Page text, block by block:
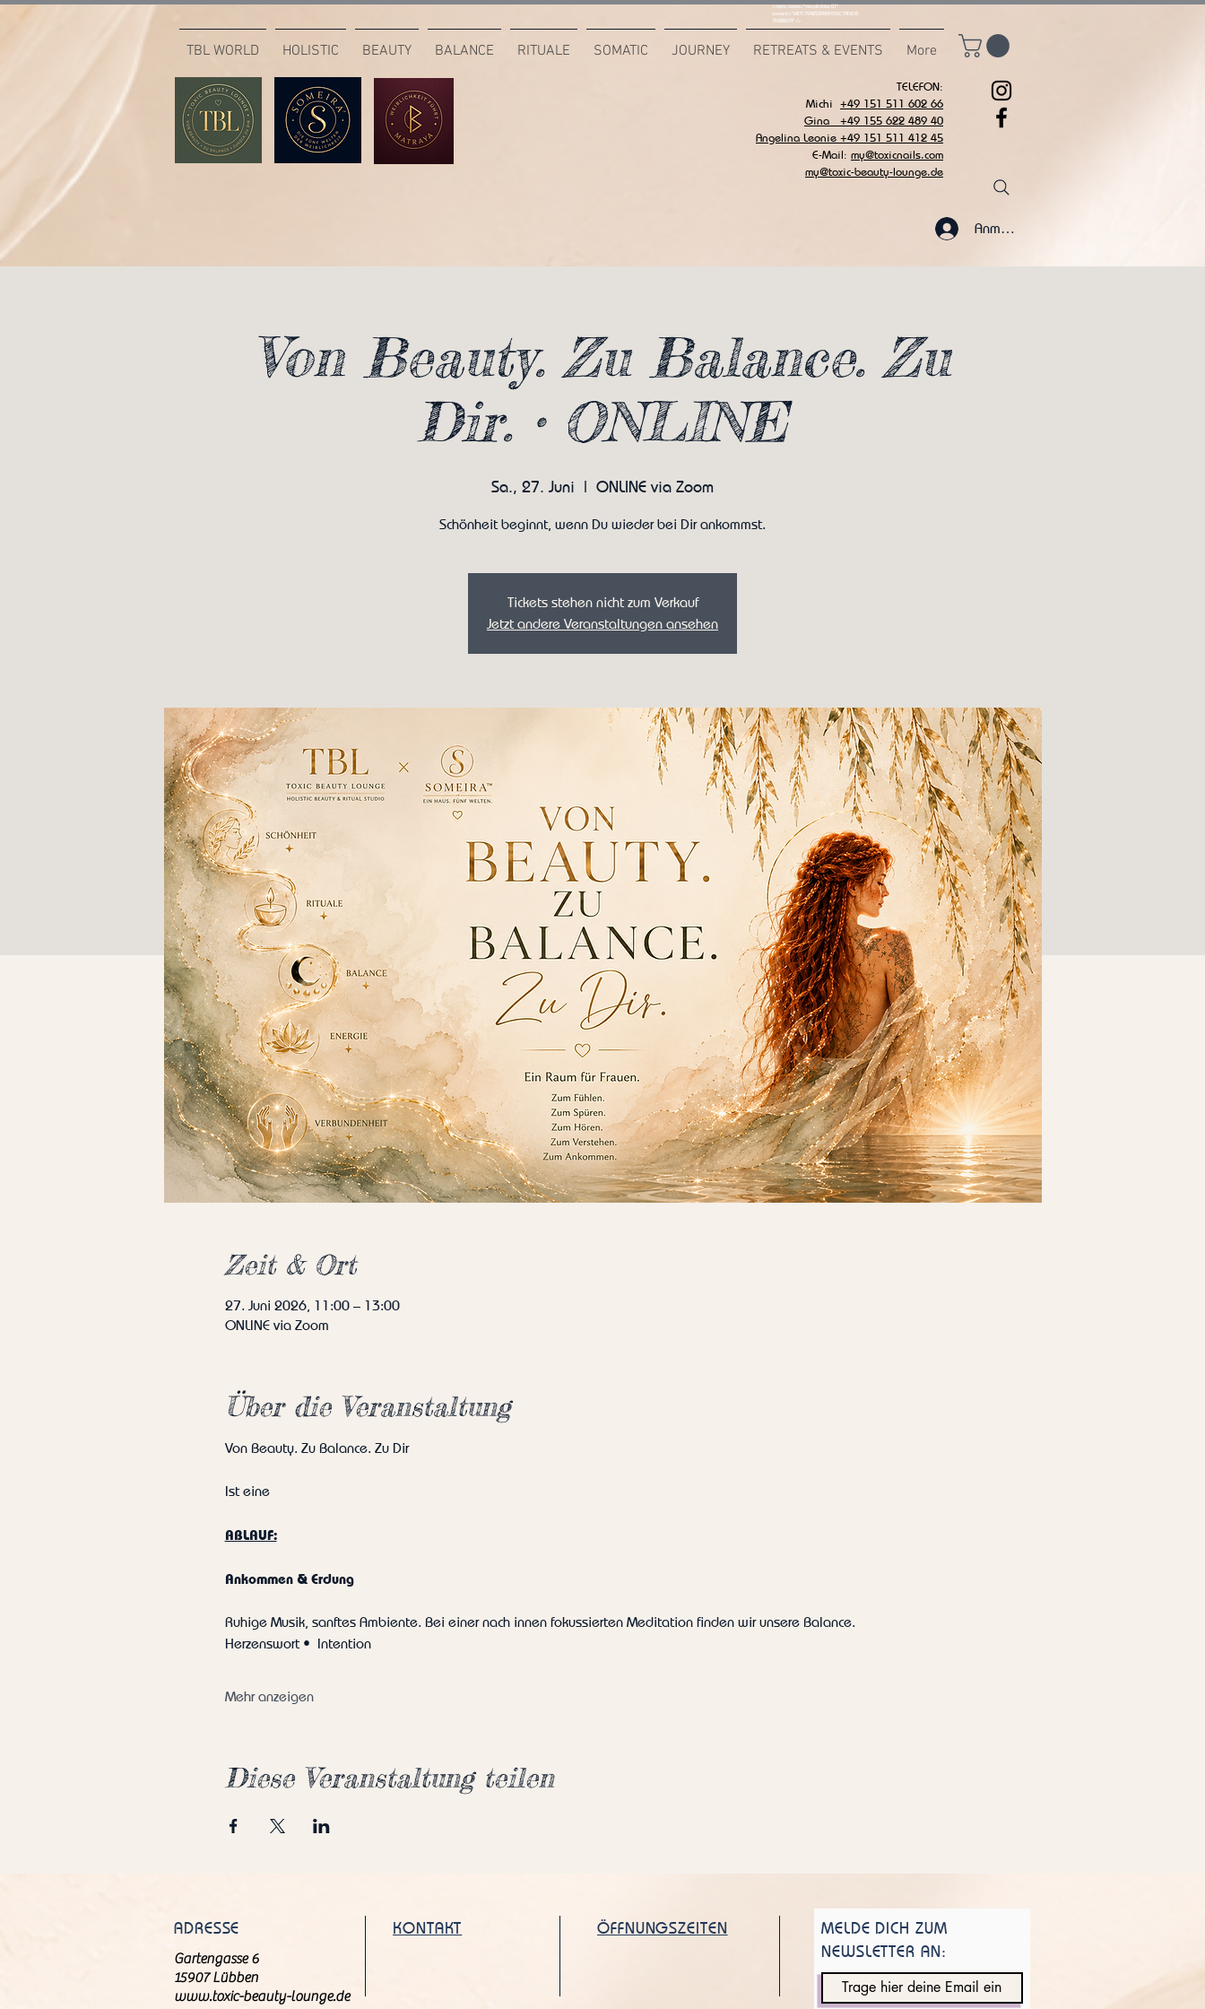
<meta name="msvalidate.01"
content="687C7942539BAEE65C1AF6DB
7F6B85CA" />
TBL WORLD HOLISTIC BEAUTY BALANCE RITUALE SOMATIC JOURNEY RETREATS & EVENTS More
TELEFON:
Michi +49 151 511 602 66
Gina +49 155 622 489 40
Angelina Leonie +49 151 511 412 45
E-Mail: my@toxicnails.com
my@toxic-beauty-lounge.de
Anmelden
Von Beauty. Zu Balance. Zu
Dir. • ONLINE
Sa., 27. Juni
  |
ONLINE via Zoom
Schönheit beginnt, wenn Du wieder bei Dir ankommst.
Tickets stehen nicht zum Verkauf
Jetzt andere Veranstaltungen ansehen
Zeit & Ort
27. Juni 2026, 11:00 – 13:00
ONLINE via Zoom
Über die Veranstaltung
Von Beauty. Zu Balance. Zu Dir
Ist eine
ABLAUF:
Ankommen & Erdung
Ruhige Musik, sanftes Ambiente. Bei einer nach innen fokussierten Meditation finden wir unsere Balance.
Herzenswort •  Intention
Mehr anzeigen
Diese Veranstaltung teilen
ADRESSE
Gartengasse 6
15907 Lübben
www.toxic-beauty-lounge.de
KONTAKT ÖFFNUNGSZEITEN
MELDE DICH ZUM
NEWSLETTER AN: